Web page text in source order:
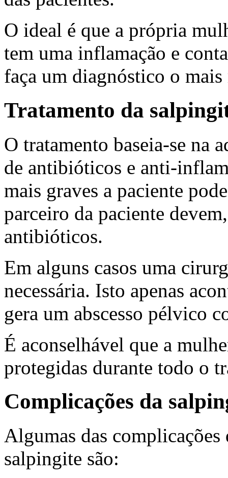
O ideal é que a própria
tem uma inflamação e
faça um diagnóstico o
Tratamento da
O tratamento baseia-se na
de antibióticos e anti-
mais graves a paciente
parceiro da paciente
antibióticos.
Em alguns casos uma
necessária. Isto apenas
gera um abscesso pélvico
É aconselhável que a
protegidas durante todo o
Complicações da
Algumas das complicações
salpingite são: